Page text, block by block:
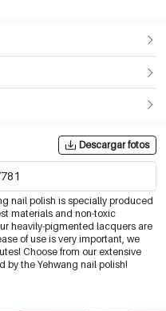
Descargar fotos
nail polish is specially produced
materials and non-toxic
heavily-pigmented lacquers are
of use is very important, we
Choose from our extensive
by the Yehwang nail polish!